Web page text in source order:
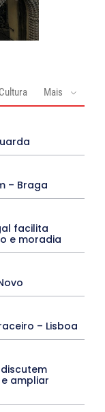
Cultura Mais
– Braga
facilita
e moradia
– Lisboa
ampliar